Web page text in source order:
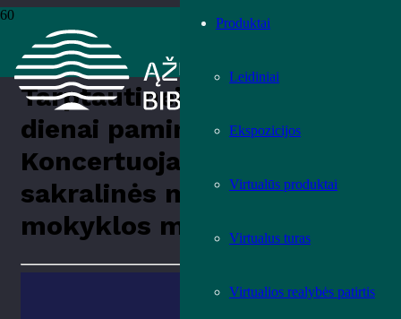
Produktai
Leidiniai
Ekspozicijos
Virtualūs produktai
Virtualus turas
Virtualios realybės patirtis
Tarptautinei Mokytojų dienai
paminėti. Koncertuoja Kauno sakralinės muzikos mokyklos mokiniai
Tarptautinei Mokytojų
dienai paminėti.
Koncertuoja Kauno
sakralinės muzikos
mokyklos mokiniai